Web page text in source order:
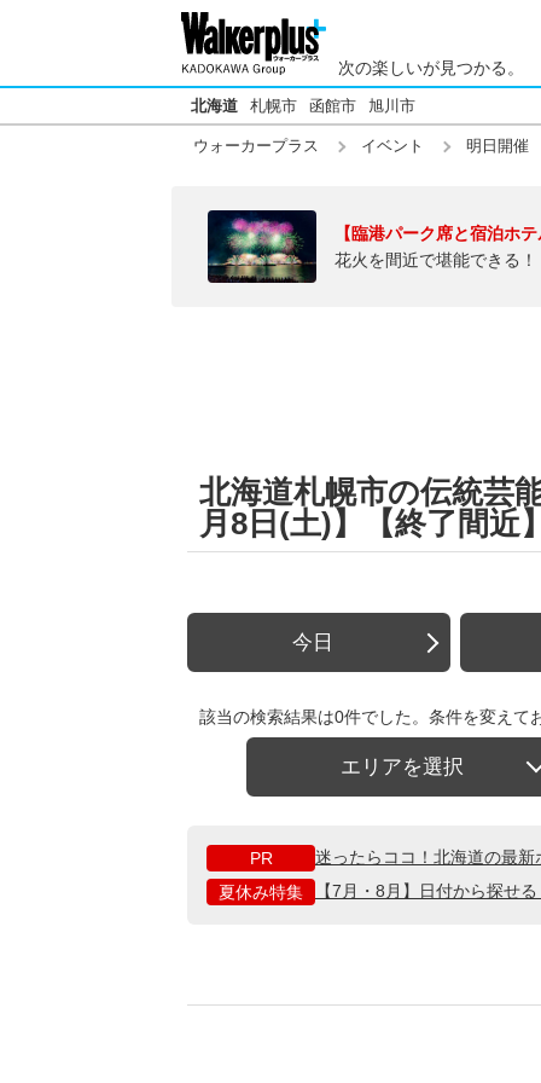
次の楽しいが見つかる。
北海道 札幌市 函館市 旭川市
ウォーカープラス イベント 明日開催
【臨港パーク席と宿泊ホ
花火を間近で堪能できる
北海道札幌市の伝統芸
月8日(土)】【終了間近
今日
該当の検索結果は0件でした。条件を変えて
エリアを選択
PR
迷ったらココ！北海道の最
夏休み特集
【7月・8月】日付から探せ